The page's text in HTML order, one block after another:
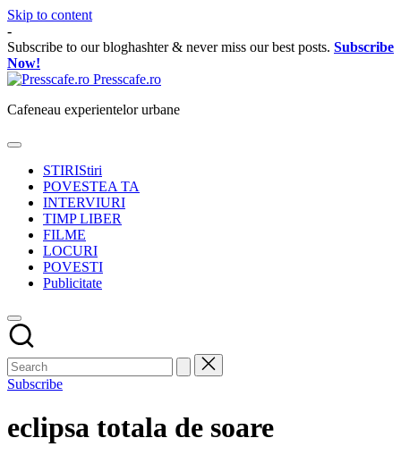
Skip to content
-
Subscribe to our bloghashter & never miss our best posts. Subscribe
Now!
Presscafe.ro
Cafeneau experientelor urbane
STIRIStiri
POVESTEA TA
INTERVIURI
TIMP LIBER
FILME
LOCURI
POVESTI
Publicitate
Subscribe
eclipsa totala de soare